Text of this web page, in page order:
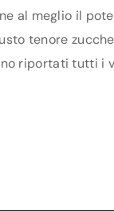
al meglio il
tenore
riportati tutti i